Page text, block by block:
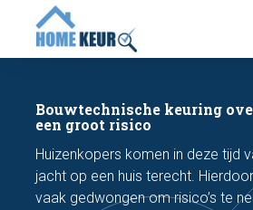
BOUWKUNDIGE KEURING
MEETRAPPORT
FUNDERINGSRISICO
Bouwtechnische keuring
een groot risico
Huizenkopers komen in deze tijd
jacht op een huis terecht.
vaak gedwongen om risico’s te